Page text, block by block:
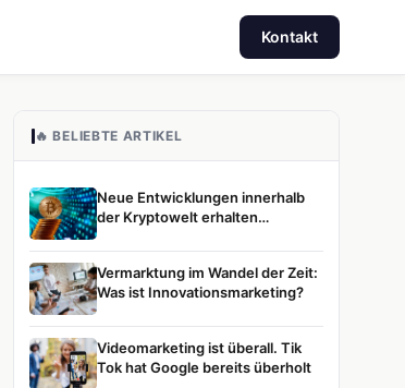
Kontakt
🔥 BELIEBTE ARTIKEL
Neue Entwicklungen innerhalb
der Kryptowelt erhalten
Vermarktung im Wandel der Zeit:
Was ist Innovationsmarketing?
Videomarketing ist überall. Tik
Tok hat Google bereits überholt